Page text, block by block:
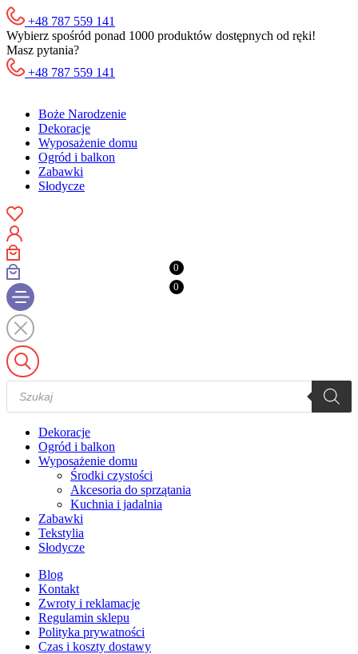
+48 787 559 141
Wybierz spośród ponad 1000 produktów dostępnych od ręki!
Masz pytania?
+48 787 559 141
Boże Narodzenie
Dekoracje
Wyposażenie domu
Ogród i balkon
Zabawki
Słodycze
0
0
Wyszukiwarka
produktów
Dekoracje
Ogród i balkon
Wyposażenie domu
Środki czystości
Akcesoria do sprzątania
Kuchnia i jadalnia
Zabawki
Tekstylia
Słodycze
Blog
Kontakt
Zwroty i reklamacje
Regulamin sklepu
Polityka prywatności
Czas i koszty dostawy